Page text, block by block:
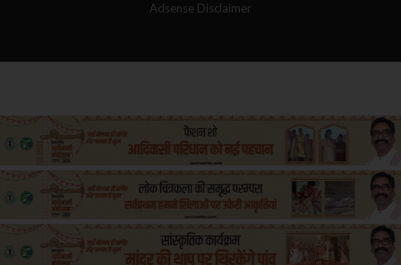
Adsense Disclaimer